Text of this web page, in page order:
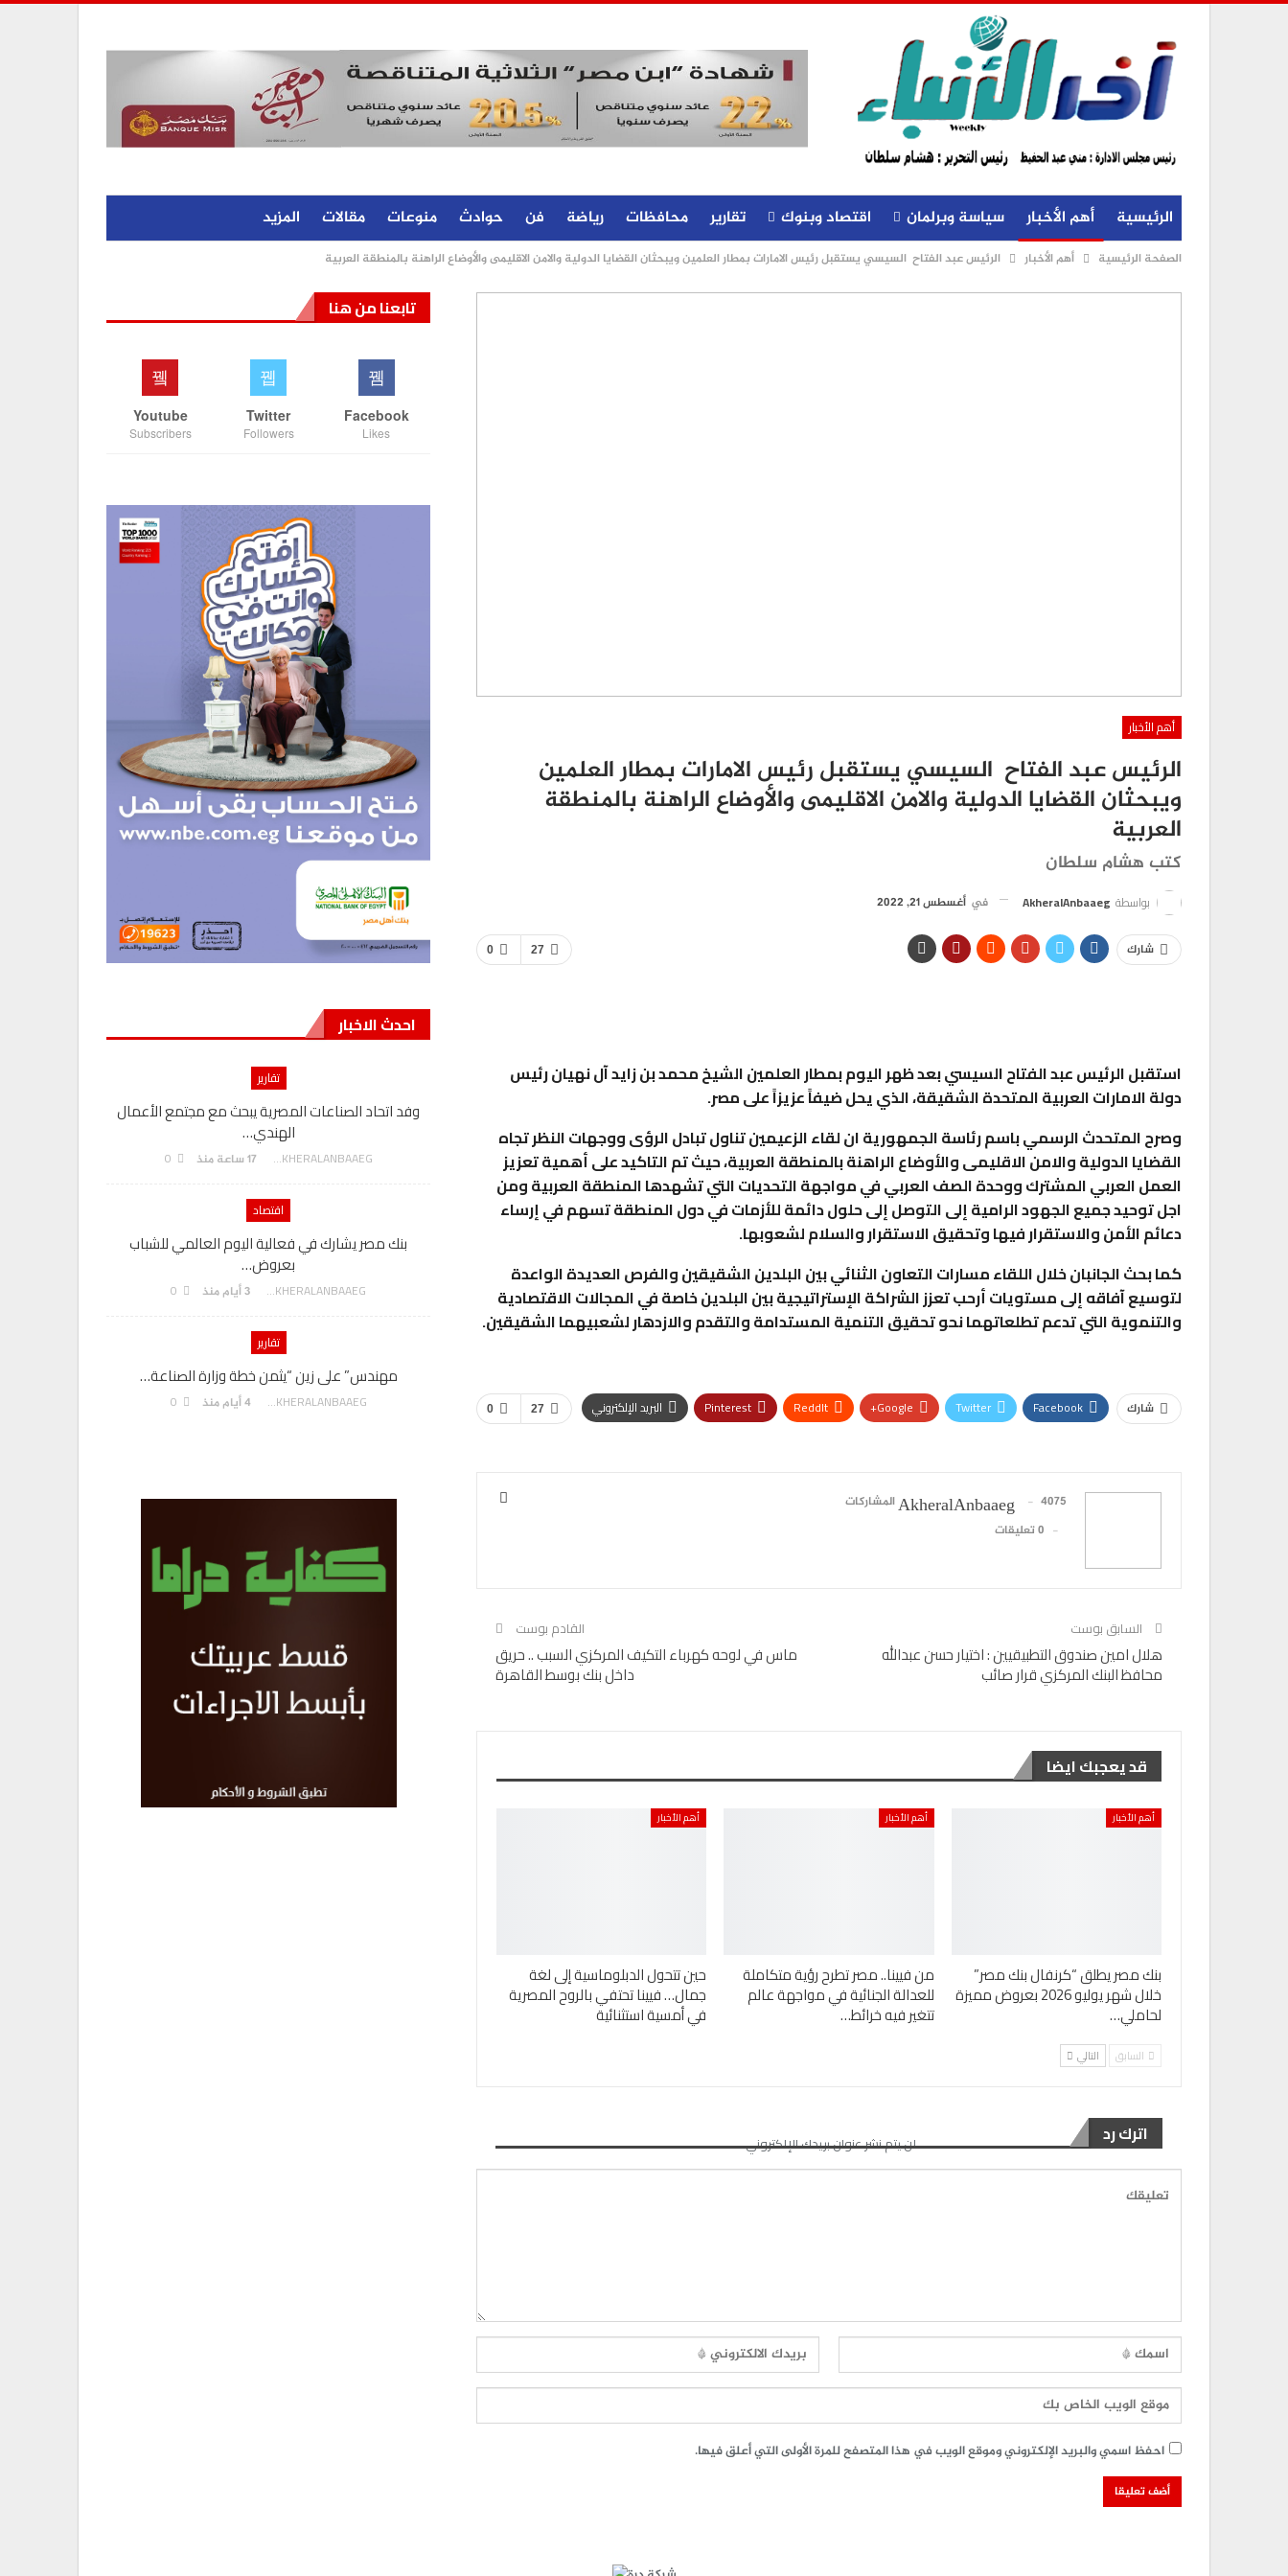
الرئيسية أهم الأخبار سياسة وبرلمان اقتصاد وبنوك تقارير محافظات رياضة فن حوادث منوعات مقالات المزيد
الصفحة الرئيسية أهم الأخبار الرئيس عبد الفتاح السيسي يستقبل رئيس الامارات بمطار العلمين ويبحثان القضايا الدولية والامن الاقليمى والأوضاع الراهنة بالمنطقة العربية
أهم الأخبار
الرئيس عبد الفتاح السيسي يستقبل رئيس الامارات بمطار العلمين
ويبحثان القضايا الدولية والامن الاقليمى والأوضاع الراهنة بالمنطقة
العربية
كتب هشام سلطان
بواسطة AkheralAnbaaeg في أغسطس 21, 2022
0 27 شارك
استقبل الرئيس عبد الفتاح السيسي بعد ظهر اليوم بمطار العلمين الشيخ محمد بن زايد آل نهيان رئيس
دولة الامارات العربية المتحدة الشقيقة، الذي يحل ضيفاً عزيزاً على مصر.
وصرح المتحدث الرسمي باسم رئاسة الجمهورية ان لقاء الزعيمين تناول تبادل الرؤى ووجهات النظر تجاه
القضايا الدولية والامن الاقليمى والأوضاع الراهنة بالمنطقة العربية، حيث تم التاكيد على أهمية تعزيز
العمل العربي المشترك ووحدة الصف العربي في مواجهة التحديات التي تشهدها المنطقة العربية ومن
اجل توحيد جميع الجهود الرامية إلى التوصل إلى حلول دائمة للأزمات في دول المنطقة تسهم في إرساء
دعائم الأمن والاستقرار فيها وتحقيق الاستقرار والسلام لشعوبها.
كما بحث الجانبان خلال اللقاء مسارات التعاون الثنائي بين البلدين الشقيقين والفرص العديدة الواعدة
لتوسيع آفاقه إلى مستويات أرحب تعزز الشراكة الإستراتيجية بين البلدين خاصة في المجالات الاقتصادية
والتنموية التي تدعم تطلعاتهما نحو تحقيق التنمية المستدامة والتقدم والازدهار لشعبيهما الشقيقين.
0 27 شارك Facebook
Twitter
Google+
ReddIt
Pinterest البريد الإلكتروني
AkheralAnbaaeg
4075 المشاركات
0 تعليقات
السابق بوست
هلال امين صندوق التطبيقيين : اختيار حسن عبدالله
محافظ البنك المركزي قرار صائب
القادم بوست
ماس في لوحه كهرباء التكيف المركزي السبب .. حريق
داخل بنك بوسط القاهرة
قد يعجبك ايضا
أهم الأخبار
بنك مصر يطلق “كرنفال بنك مصر”
خلال شهر يوليو 2026 بعروض مميزة
لحاملي…
أهم الأخبار
من فيينا.. مصر تطرح رؤية متكاملة
للعدالة الجنائية في مواجهة عالم
تتغير فيه خرائط…
أهم الأخبار
حين تتحول الدبلوماسية إلى لغة
جمال… فيينا تحتفي بالروح المصرية
في أمسية استثنائية
السابق التالي
اترك رد لن يتم نشر عنوان بريدك الإلكتروني.
احفظ اسمي والبريد الإلكتروني وموقع الويب في هذا المتصفح للمرة الأولى التي أعلق فيها.
تابعنا من هنا
Facebook
Likes
Twitter
Followers
Youtube
Subscribers
احدث الاخبار
تقارير
وفد اتحاد الصناعات المصرية يبحث مع مجتمع الأعمال
الهندي…
AKHERALANBAAEG 17 ساعة منذ
اقتصاد
بنك مصر يشارك في فعالية اليوم العالمي للشباب
بعروض…
AKHERALANBAAEG 3 أيام منذ
تقارير
مهندس” على زين “يثمن خطة وزارة الصناعة…
AKHERALANBAAEG 4 أيام منذ